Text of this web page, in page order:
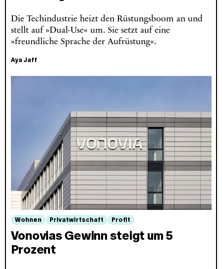
Die Techindustrie heizt den Rüstungsboom an und
stellt auf »Dual-Use« um. Sie setzt auf eine
»freundliche Sprache der Aufrüstung«.
Aya Jaff
Wohnen Privatwirtschaft Profit
Vonovias Gewinn steigt um 5
Prozent